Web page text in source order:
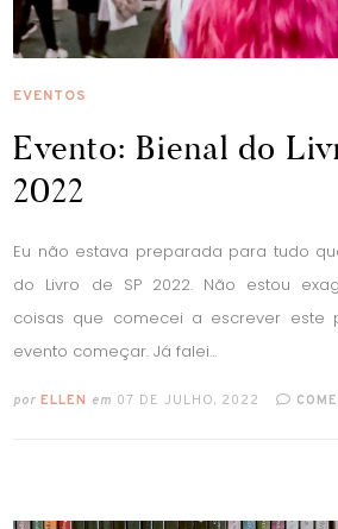
EVENTOS
Evento: Bienal do
2022
Eu não estava preparada para tudo
do Livro de SP 2022. Não estou
coisas que comecei a escrever este
evento começar. Já falei...
por ELLEN em 07 DE JULHO, 2022